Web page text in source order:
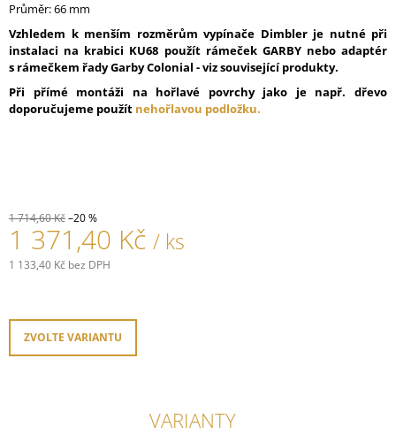
Průměr: 66 mm
Vzhledem k menším rozměrům vypínače Dimbler je nutné při
instalaci na krabici KU68 použít rámeček GARBY nebo adaptér
s rámečkem řady Garby Colonial - viz související produkty.
Při přímé montáži na hořlavé povrchy jako je např. dřevo
doporučujeme použít nehořlavou podložku.
1 714,60 Kč–20 %
1 371,40 Kč / ks
1 133,40 Kč bez DPH
ZVOLTE VARIANTU
VARIANTY
PORCELÁNOVÉ
TLAČÍTKO
GARBY
COLONIAL
789,30
Kč